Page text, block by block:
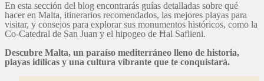
En esta sección del blog encontrarás guías detalladas sobre qué
hacer en Malta, itinerarios recomendados, las mejores playas para
visitar, y consejos para explorar sus monumentos históricos, como la
Co-Catedral de San Juan y el hipogeo de Ħal Saflieni.
Descubre Malta, un paraíso mediterráneo lleno de historia,
playas idílicas y una cultura vibrante que te conquistará.